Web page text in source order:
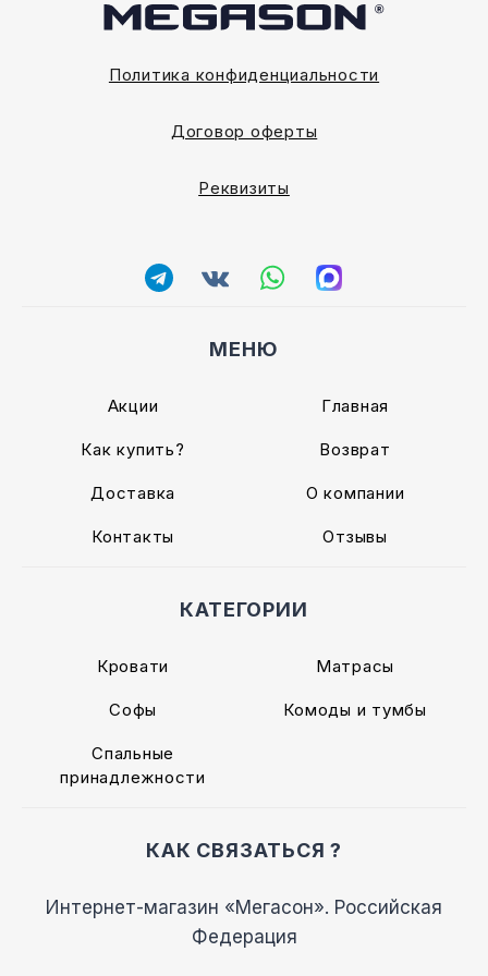
Политика конфиденциальности
Договор оферты
Реквизиты
МЕНЮ
Акции Главная
Как купить? Возврат
Доставка О компании
Контакты Отзывы
КАТЕГОРИИ
Кровати Матрасы
Софы Комоды и тумбы
Спальные
принадлежности
КАК СВЯЗАТЬСЯ ?
Интернет-магазин «Мегасон». Российская
Федерация